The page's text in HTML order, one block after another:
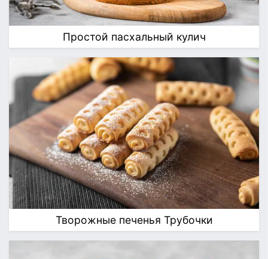
Простой пасхальный кулич
Творожные печенья Трубочки